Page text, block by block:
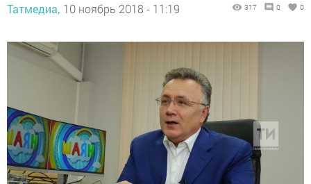
Татмедиа, 10 ноябрь 2018 - 11:19 317 0 0